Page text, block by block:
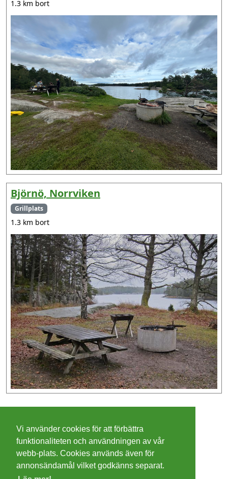
1.3 km bort
Björnö, Norrviken
Grillplats
1.3 km bort
Cookies
Integritetspolicy
Vi använder cookies för att förbättra
funktionaliteten och användningen av vår
webb-plats. Cookies används även för
annonsändamål vilket godkänns separat.